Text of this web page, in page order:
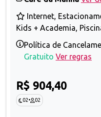
Internet,
Kids + Academia,
Política de
Gratuito Ver regras
R$ 904,40
02• 02